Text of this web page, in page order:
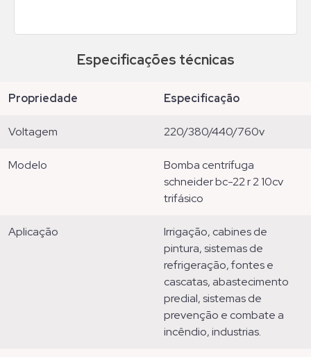
Especificações técnicas
propriedade especificação
voltagem 220/380/440/760v
modelo
bomba centrífuga
schneider bc-22 r 2 10cv
trifásico
aplicação
irrigação, cabines de
pintura, sistemas de
refrigeração, fontes e
cascatas, abastecimento
predial, sistemas de
prevenção e combate a
incêndio, industrias.